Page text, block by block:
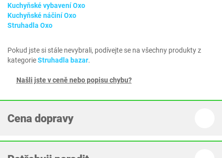
Kuchyňské vybavení Oxo
Kuchyňské náčiní Oxo
Struhadla Oxo
Pokud jste si stále nevybrali, podívejte se na všechny produkty z
kategorieStruhadla bazar.
Našli jste v ceně nebo popisu chybu?
Cena dopravy